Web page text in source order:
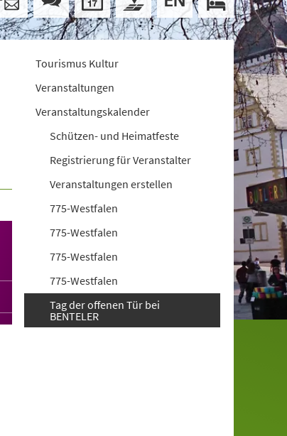
Tourismus Kultur
Veranstaltungen
Veranstaltungskalender
Schützen- und Heimatfeste
Registrierung für Veranstalter
Veranstaltungen erstellen
775-Westfalen
775-Westfalen
775-Westfalen
775-Westfalen
Tag der offenen Tür bei
BENTELER